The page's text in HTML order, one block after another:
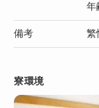
備考 繁
寮環境